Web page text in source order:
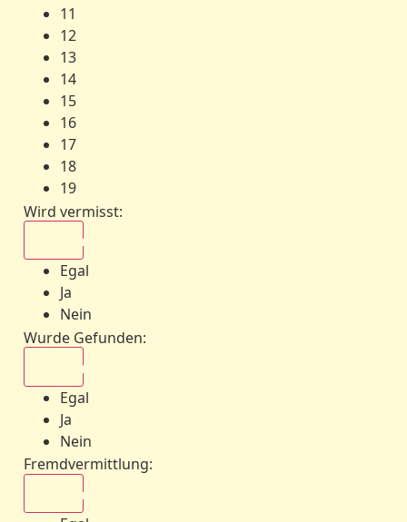
11
12
13
14
15
16
17
18
19
Wird vermisst:
Egal
Ja
Nein
Wurde Gefunden:
Egal
Ja
Nein
Fremdvermittlung: